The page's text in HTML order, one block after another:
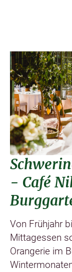
- Café
Von Frühjahr
Mittagessen
Orangerie im